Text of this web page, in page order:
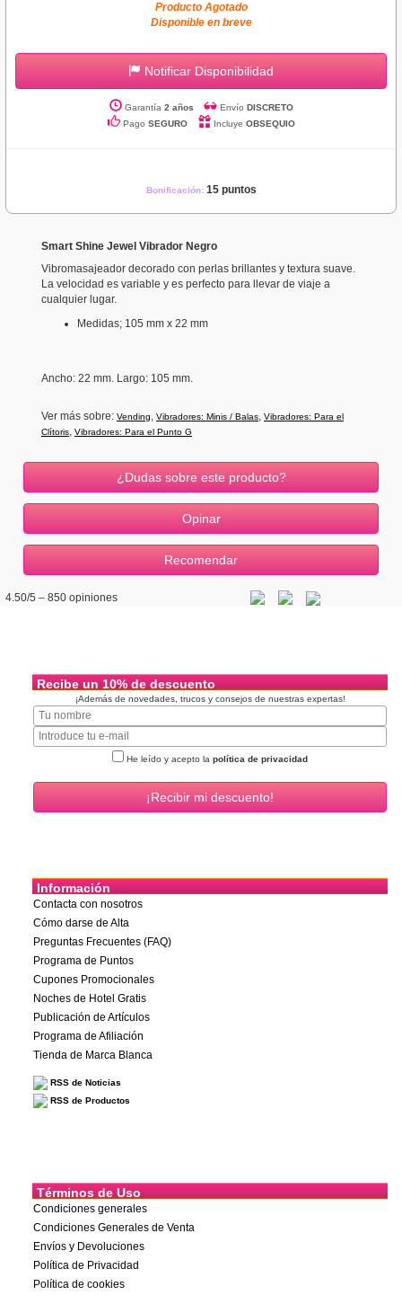
Producto Agotado
Disponible en breve
Notificar Disponibilidad
Garantía 2 años Envío DISCRETO
Pago SEGURO Incluye OBSEQUIO
Bonificación: 15 puntos
Smart Shine Jewel Vibrador Negro
Vibromasajeador decorado con perlas brillantes y textura suave.
La velocidad es variable y es perfecto para llevar de viaje a
cualquier lugar.
Medidas; 105 mm x 22 mm
Ancho: 22 mm. Largo: 105 mm.
Ver más sobre: Vending, Vibradores: Minis / Balas, Vibradores: Para el
Clítoris, Vibradores: Para el Punto G
¿Dudas sobre este producto?
4.50/5 – 850 opiniones
Recibe un 10% de descuento
¡Además de novedades, trucos y consejos de nuestras expertas!
He leído y acepto la política de privacidad
Información
Contacta con nosotros
Cómo darse de Alta
Preguntas Frecuentes (FAQ)
Programa de Puntos
Cupones Promocionales
Noches de Hotel Gratis
Publicación de Artículos
Programa de Afiliación
Tienda de Marca Blanca
RSS de Noticias
RSS de Productos
Términos de Uso
Condiciones generales
Condiciones Generales de Venta
Envíos y Devoluciones
Política de Privacidad
Política de cookies